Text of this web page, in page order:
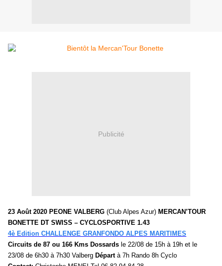
Publicité
23 Août 2020 PEONE VALBERG (Club Alpes Azur) MERCAN’TOUR
BONETTE DT SWISS – CYCLOSPORTIVE 1.43
4è Edition CHALLENGE GRANFONDO ALPES MARITIMES
Circuits de 87 ou 166 Kms Dossards le 22/08 de 15h à 19h et le
23/08 de 6h30 à 7h30 Valberg Départà 7h Rando 8h Cyclo